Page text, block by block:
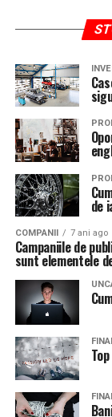
de
COMPANII 7 ani ago
Campaniile de
sunt elementele